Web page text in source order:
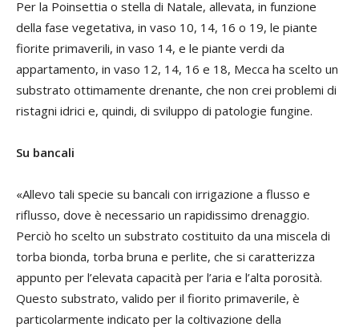
Per la Poinsettia o stella di Natale, allevata, in funzione
della fase vegetativa, in vaso 10, 14, 16 o 19, le piante
fiorite primaverili, in vaso 14, e le piante verdi da
appartamento, in vaso 12, 14, 16 e 18, Mecca ha scelto un
substrato ottimamente drenante, che non crei problemi di
ristagni idrici e, quindi, di sviluppo di patologie fungine.
Su bancali
«Allevo tali specie su bancali con irrigazione a flusso e
riflusso, dove è necessario un rapidissimo drenaggio.
Perciò ho scelto un substrato costituito da una miscela di
torba bionda, torba bruna e perlite, che si caratterizza
appunto per l’elevata capacità per l’aria e l’alta porosità.
Questo substrato, valido per il fiorito primaverile, è
particolarmente indicato per la coltivazione della